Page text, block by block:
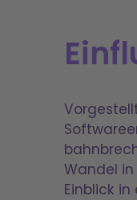
Wandel
Einblick